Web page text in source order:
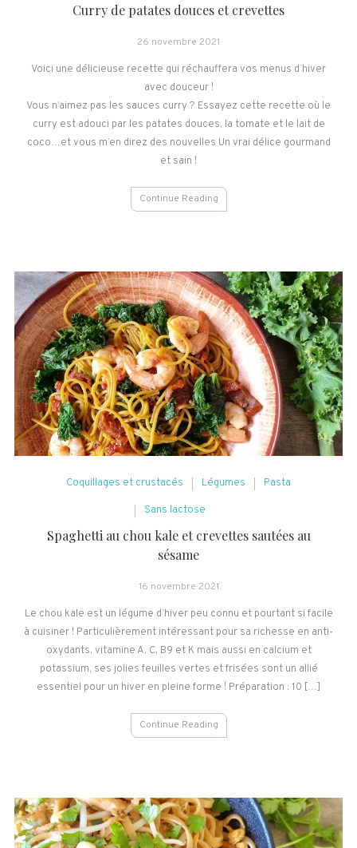
Curry de patates douces et crevettes
26 novembre 2021
Voici une délicieuse recette qui réchauffera vos menus d’hiver
avec douceur !
Vous n’aimez pas les sauces curry ? Essayez cette recette où le
curry est adouci par les patates douces, la tomate et le lait de
coco…et vous m’en direz des nouvelles Un vrai délice gourmand
et sain !
Continue Reading
Coquillages et crustacés Légumes Pasta
Sans lactose
Spaghetti au chou kale et crevettes sautées au
sésame
16 novembre 2021
Le chou kale est un légume d’hiver peu connu et pourtant si facile
à cuisiner ! Particulièrement intéressant pour sa richesse en anti-
oxydants, vitamine A, C, B9 et K mais aussi en calcium et
potassium, ses jolies feuilles vertes et frisées sont un allié
essentiel pour un hiver en pleine forme ! Préparation : 10 […]
Continue Reading